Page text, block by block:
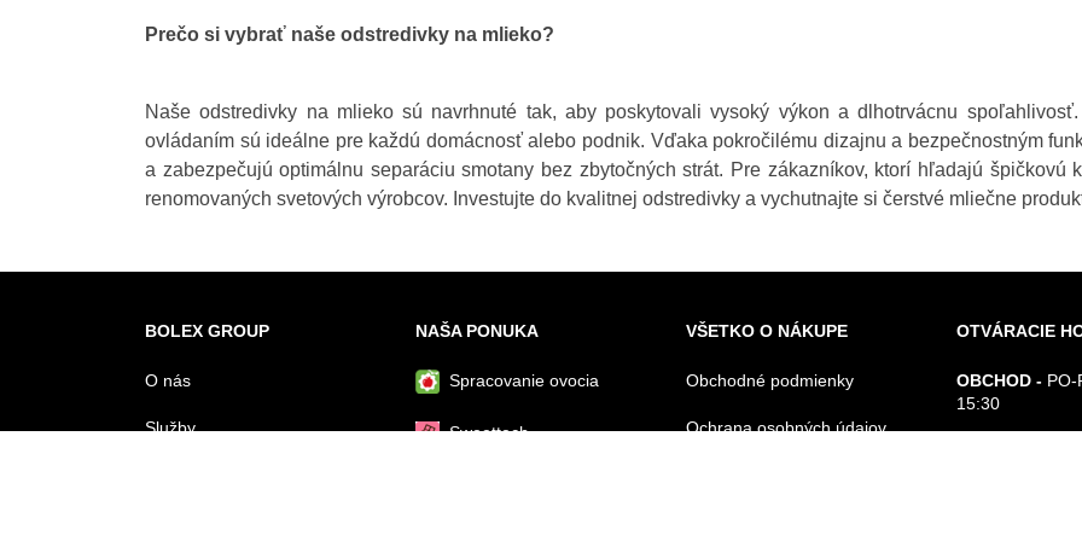
Prečo si vybrať naše odstredivky na mlieko?
Naše odstredivky na mlieko sú navrhnuté tak, aby poskytovali vysoký výkon a dlhotrvácnu
ovládaním sú ideálne pre každú domácnosť alebo podnik. Vďaka pokročilému dizajnu a bezpečnostným
a zabezpečujú optimálnu separáciu smotany bez zbytočných strát. Pre zákazníkov, ktorí hľadajú špičkovú
renomovaných svetových výrobcov. Investujte do kvalitnej odstredivky a vychutnajte si čerstvé mliečne
BOLEX GROUP
O nás
Služby
NAŠA PONUKA
Spracovanie ovocia
Sweettech
VŠETKO O NÁKUPE
Obchodné podmienky
Ochrana osobných údajov
OTVÁRACIE
OBCHOD - PO-
15:30